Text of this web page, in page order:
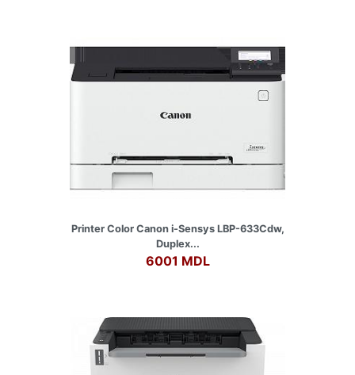
Printer Color Canon i-Sensys LBP-633Cdw,
Duplex...
6001 MDL